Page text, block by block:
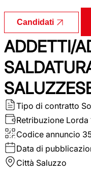
Candidati
ADDETTI/
Tipo di contratto
Retribuzione Lorda
Codice annuncio
Data di
Città Saluzzo